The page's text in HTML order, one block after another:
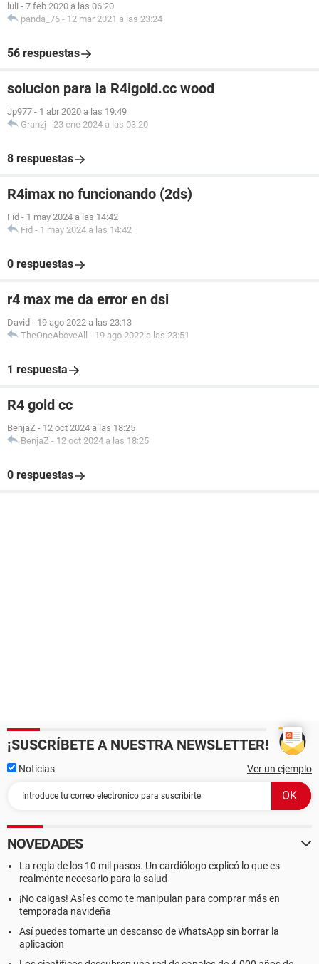
luli - 7 feb 2020 a las 06:20
panda_76 - 12 mar 2021 a las 23:24
56 respuestas
solucion para la R4igold.cc wood
Jp977 - 1 abr 2020 a las 19:49
Granzj - 23 ene 2024 a las 03:20
8 respuestas
R4imax no funcionando (2ds)
Fid - 1 may 2024 a las 14:42
Fid - 1 may 2024 a las 14:42
0 respuestas
r4 max me da error en dsi
David - 19 ago 2022 a las 23:13
TheOneAboveAll - 19 ago 2022 a las 23:51
1 respuesta
R4 gold cc
BenjaZ - 12 oct 2024 a las 18:25
BenjaZ - 12 oct 2024 a las 18:25
0 respuestas
¡SUSCRÍBETE A NUESTRA NEWSLETTER!
Noticias Ver un ejemplo
NOVEDADES
La regla de los 10 mil pasos. Un cardiólogo explicó lo que es
realmente necesario para la salud
¡No caigas! Así es como te manipulan para comprar más en
temporada navideña
Así puedes tomarte un descanso de WhatsApp sin borrar la
aplicación